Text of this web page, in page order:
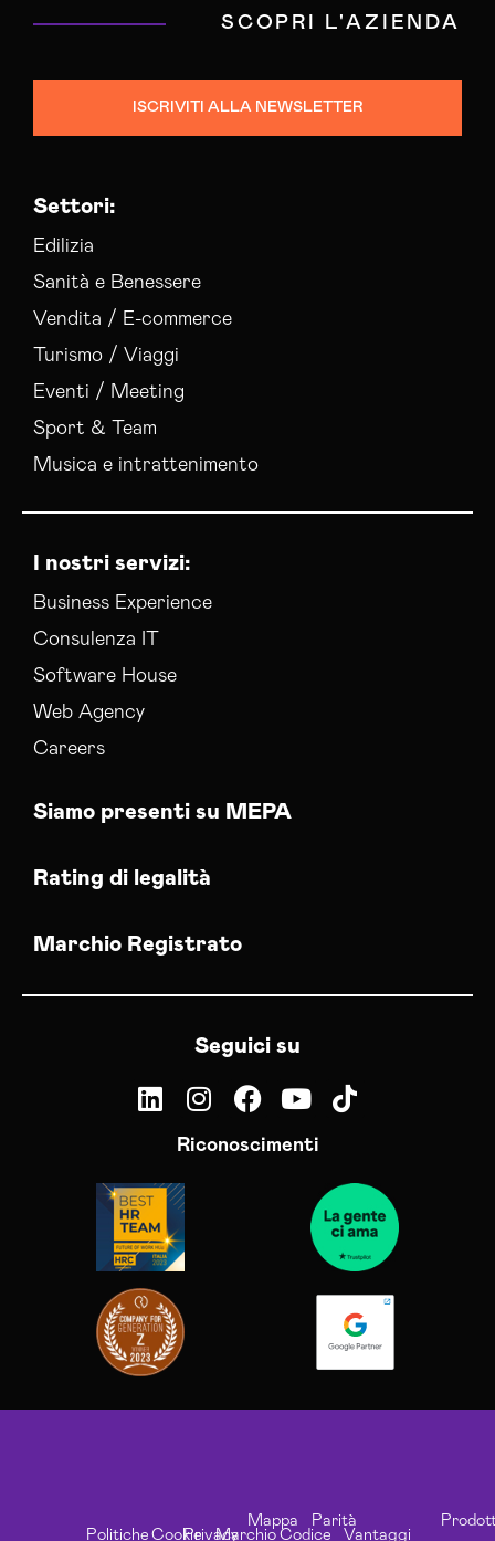
Campagne Native Advertising Salerno
Gestione Campagne Google Ads Salerno
Gestione Social Media Salerno
Social Media Advertising Salerno
Sviluppo Ecommerce Salerno
Web Agency Salerno
SCOPRI L'AZIENDA
ISCRIVITI ALLA NEWSLETTER
Settori:
Edilizia
Sanità e Benessere
Vendita / E-commerce
Turismo / Viaggi
Eventi / Meeting
Sport & Team
Musica e intrattenimento
I nostri servizi:
Business Experience
Consulenza IT
Software House
Web Agency
Careers
Siamo presenti su MEPA
Rating di legalità
Marchio Registrato
Seguici su
Riconoscimenti
Politiche CookiePrivacyMarchio
Mappa
Codice
Parità
Vantaggi